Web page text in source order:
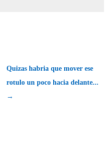
Quizas habria que mover ese
rotulo un poco hacia delante...
→